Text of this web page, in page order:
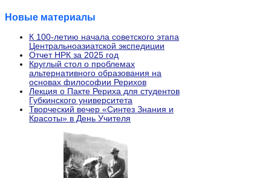
Новые материалы
К 100-летию начала советского этапа
Центральноазиатской экспедиции
Отчет НРК за 2025 год
Круглый стол о проблемах
альтернативного образования на
основах философии Рерихов
Лекция о Пакте Рериха для студентов
Губкинского университета
Творческий вечер «Синтез Знания и
Красоты» в День Учителя